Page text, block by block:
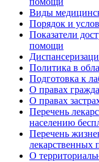
Виды
Порядок и
Показатели
помощи
Политика в
Подготовка к
О правах
О правах
Перечень
населению
Перечень
лекарственных
О